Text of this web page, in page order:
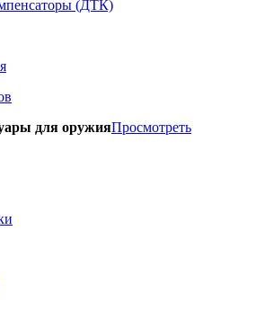
(ДТК)
для оружияПросмотреть